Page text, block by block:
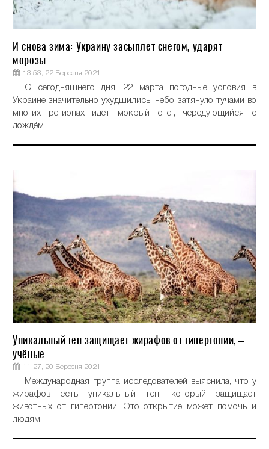
И снова зима: Украину засыплет снегом, ударят
морозы
13:53, 22 Березня 2021
С сегодняшнего дня, 22 марта погодные условия в
Украине значительно ухудшились, небо затянуло тучами во
многих регионах идёт мокрый снег, чередующийся с
дождём
Уникальный ген защищает жирафов от гипертонии, –
учёные
11:27, 20 Березня 2021
Международная группа исследователей выяснила, что у
жирафов есть уникальный ген, который защищает
животных от гипертонии. Это открытие может помочь и
людям